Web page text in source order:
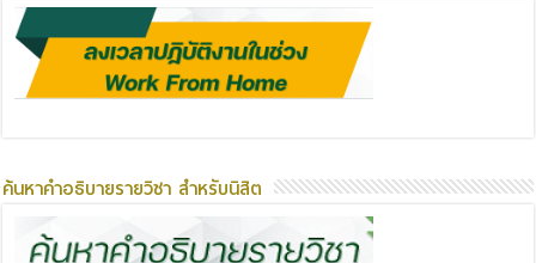
ค้นหาคำอธิบายรายวิชา สำหรับนิสิต